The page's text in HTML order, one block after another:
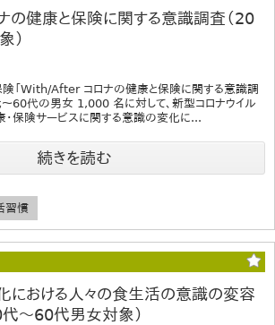
健康と保険に関する意識調査（20
）
険「With/After コロナの健康と保険に関する意識調
～60代の男女 1,000 名に対して、新型コロナウイル
・保険サービスに関する意識の変化に...
続きを読む
習慣
における人々の食生活の意識の変容
～60代男女対象）